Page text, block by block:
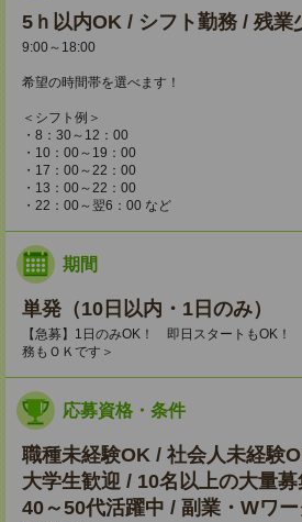
5ｈ以内OK / シフト勤務 / 残業
9:00～18:00
希望の時間帯を選べます！
＜シフト例＞
・8：30～12：00
・10：00～19：00
・17：00～22：00
・13：00～22：00
・22：00～翌6：00 など
期間
単発（10日以内・1日のみ）
【急募】1日のみOK！ 即日スタートもOK
務もＯＫです＞
応募資格・条件
職種未経験OK / 社会人未経験
大学生歓迎 / 10名以上の大量
40～50代活躍中 / 副業・Wワ